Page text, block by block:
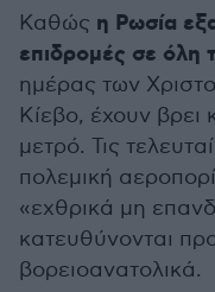
Καθώς η Ρωσία
επιδρομές σε όλη
ημέρας των
Κίεβο, έχουν
μετρό. Τις
πολεμική
«εχθρικά μη
κατευθύνονται
βορειοανατολικά.